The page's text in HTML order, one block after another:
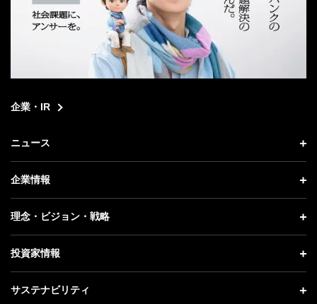
企業・IR
ニュース
ニュース トップ
プレスリリース
更新情報
記者説明会
企業情報
企業情報 トップ
社長メッセージ
事業紹介
理念・ビジョン・戦略
理念・ビジョン・戦略 トップ
成長戦略「Activate AI for Society」
投資家情報
投資家情報 トップ
サステナビリティ